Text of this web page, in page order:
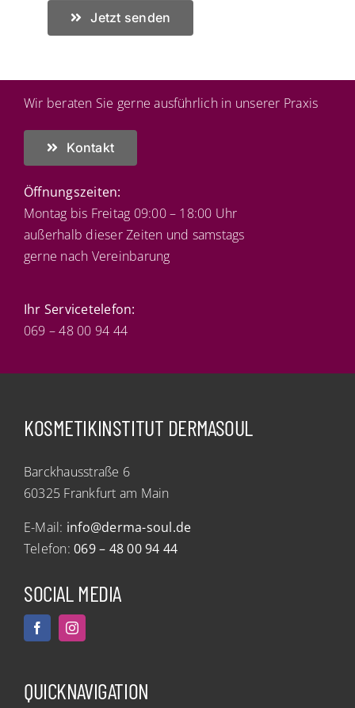
Jetzt senden
Wir beraten Sie gerne ausführlich in unserer Praxis
Kontakt
Öffnungszeiten:
Montag bis Freitag 09:00 – 18:00 Uhr
außerhalb dieser Zeiten und samstags
gerne nach Vereinbarung
Ihr Servicetelefon:
069 – 48 00 94 44
KOSMETIKINSTITUT DERMASOUL
Barckhausstraße 6
60325 Frankfurt am Main
E-Mail: info@derma-soul.de
Telefon:069 – 48 00 94 44
SOCIAL MEDIA
QUICKNAVIGATION